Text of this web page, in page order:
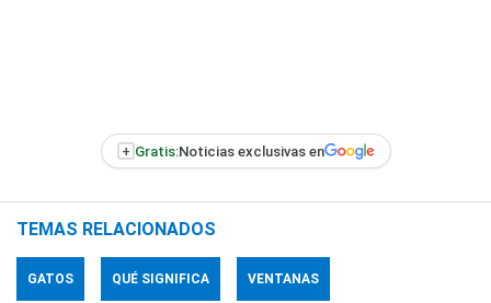
+ Gratis:Noticias exclusivas en
TEMAS RELACIONADOS
GATOS QUÉ SIGNIFICA VENTANAS